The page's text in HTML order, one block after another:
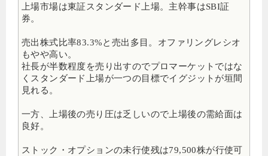
上場市場は東証スタンダード上場。主幹事はSBI証
券。
売出株式比率83.3%と売出多目。 オファリングレシオ
もやや高い。
社長が半数程度を売り出すのでプロマーケットではな
くスタンダード上場が一つの目標でイグジットが垣間
見れる。
一方、上場後の売り圧は乏しいので上場後の需給面は
良好。
ストック・オプションの未行使残は79,500株が行使可